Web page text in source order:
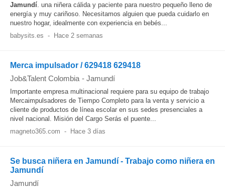
Jamundí. una niñera cálida y paciente para nuestro pequeño lleno de
energía y muy cariñoso. Necesitamos alguien que pueda cuidarlo en
nuestro hogar, idealmente con experiencia en bebés...
babysits.es - Hace 2 semanas
Merca impulsador / 629418 629418
Job&Talent Colombia - Jamundí
Importante empresa multinacional requiere para su equipo de trabajo
Mercaimpulsadores de Tiempo Completo para la venta y servicio a
cliente de productos de línea escolar en sus sedes presenciales a
nivel nacional. Misión del Cargo Serás el puente...
magneto365.com - Hace 3 días
Se busca niñera en Jamundí - Trabajo como niñera en
Jamundí
Jamundí